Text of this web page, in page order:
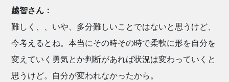
越智さん：
難しく、、いや、多分難しいことではないと思うけど、
今考えるとね。本当にその時その時で柔軟に形を自分を
変えていく勇気とか判断があれば状況は変わっていくと
思うけど。自分が変われなかったから。